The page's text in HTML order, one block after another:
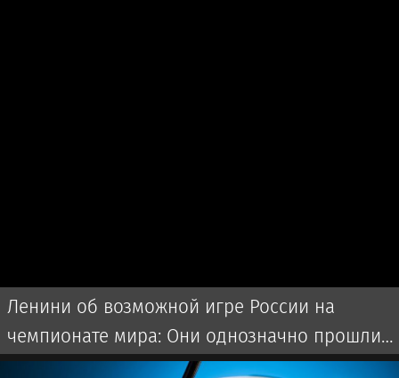
Ленини об возможной игре России на
чемпионате мира: Они однозначно прошли
бы далеко